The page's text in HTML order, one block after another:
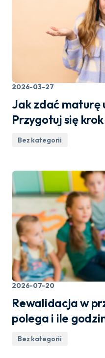
2026-03-27
Jak zdać maturę
Przygotuj się
Bez kategorii
2026-07-20
Rewalidacja w
polega i ile
Bez kategorii